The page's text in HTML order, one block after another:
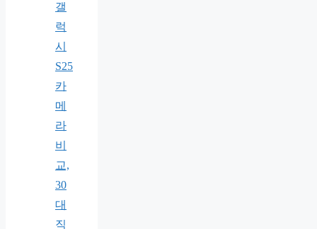
갤
럭
시
S25
카
메
라
비
교,
30
대
직